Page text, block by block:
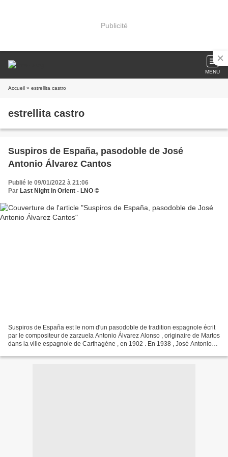
Publicité
MENU
Accueil » estrellita castro
estrellita castro
Suspiros de España, pasodoble de José
Antonio Álvarez Cantos
Publié le 09/01/2022 à 21:06
Par Last Night in Orient - LNO ©
Suspiros de España est le nom d'un pasodoble de tradition espagnole écrit
par le compositeur de zarzuela Antonio Álvarez Alonso , originaire de Martos
dans la ville espagnole de Carthagène , en 1902 . En 1938 , José Antonio